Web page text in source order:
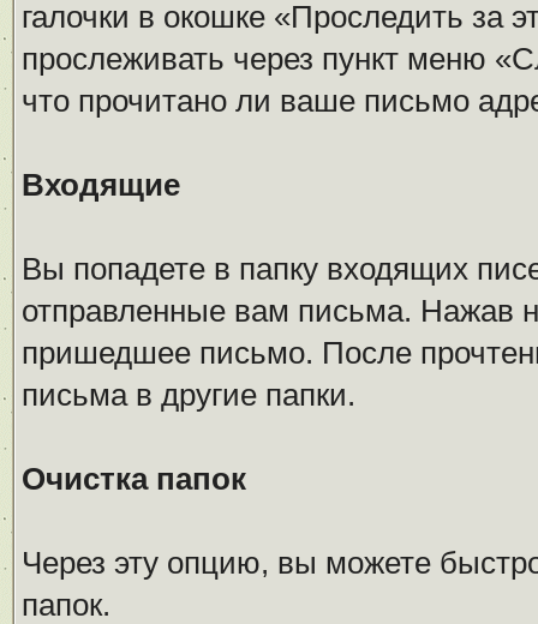
галочки в окошке «Проследить за
прослеживать через пункт меню
что прочитано ли ваше письмо
Входящие
Вы попадете в папку входящих
отправленные вам письма. Нажав
пришедшее письмо. После
письма в другие папки.
Очистка папок
Через эту опцию, вы можете
папок.